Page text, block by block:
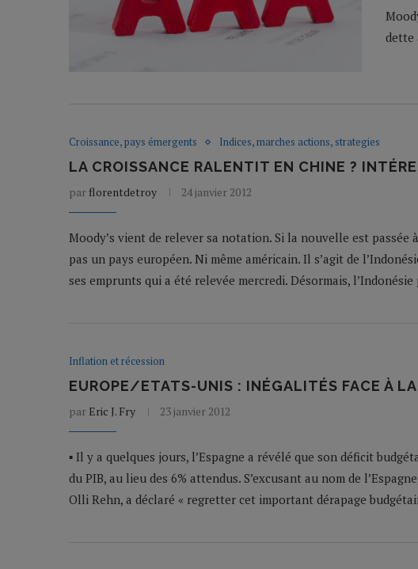
dette
Croissance, pays émergents Indices, marches actions, strategies
LA CROISSANCE RALENTIT EN CHINE ?
parflorentdetroy 24 janvier 2012
Moody’s vient de relever sa notation. Si la nouvelle est passée
pas un pays européen. Ni même américain. Il s’agit de
ses emprunts qui a été relevée mercredi. Désormais, l’Indonésie
Inflation et récession
EUROPE/ETATS-UNIS : INÉGALITÉS FACE À
par Eric J. Fry 23 janvier 2012
▪ Il y a quelques jours, l’Espagne a révélé que son déficit
du PIB, au lieu des 6% attendus. S’excusant au nom de
Olli Rehn, a déclaré « regretter cet important dérapage